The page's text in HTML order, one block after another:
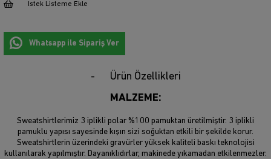
İstek Listeme Ekle
Whatsapp ile Sipariş Ver
Ürün Özellikleri
MALZEME:
Sweatshirtlerimiz 3 iplikli polar %100 pamuktan üretilmiştir. 3 iplikli
pamuklu yapısı sayesinde kışın sizi soğuktan etkili bir şekilde korur.
Sweatshirtlerin üzerindeki gravürler yüksek kaliteli baskı teknolojisi
kullanılarak yapılmıştır. Dayanıklıdırlar, makinede yıkamadan etkilenmezler.